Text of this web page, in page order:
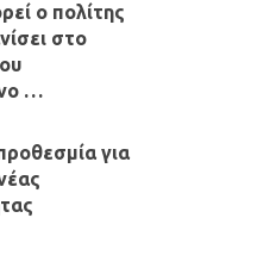
ο πολίτης
στο
…
για